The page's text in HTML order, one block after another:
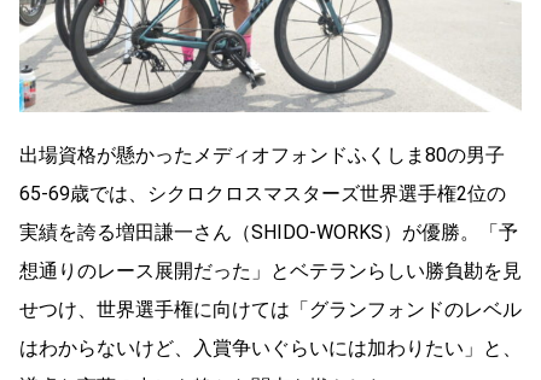
出場資格が懸かったメディオフォンドふくしま80の男子
65-69歳では、シクロクロスマスターズ世界選手権2位の
実績を誇る増田謙一さん（SHIDO-WORKS）が優勝。「予
想通りのレース展開だった」とベテランらしい勝負勘を見
せつけ、世界選手権に向けては「グランフォンドのレベル
はわからないけど、入賞争いぐらいには加わりたい」と、